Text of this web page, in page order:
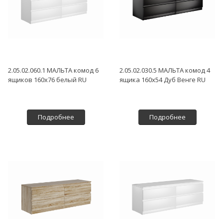
2.05.02.060.1 МАЛЬТА комод 6
ящиков 160х76 белый RU
Подробнее
2.05.02.030.5 МАЛЬТА комод 4
ящика 160х54 Дуб Венге RU
Подробнее